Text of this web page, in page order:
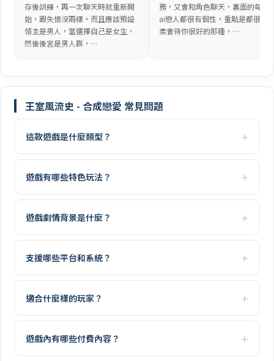
存後訓練，再一次聊天時就重新開
始，跟失憶沒兩樣。而且應該預設
領主是男人，當選擇自己是女生，
然後後宮是男人群，…
務，又會和角色聊天，裏面的每位
ai戀人都很有個性，重點是都很溫
柔會待你很好的那種，…
王室風流史 - 合成戀愛 常見問題
這款遊戲是什麼類型？
遊戲有哪些特色玩法？
遊戲劇情背景是什麼？
支援哪些平台和系統？
適合什麼樣的玩家？
遊戲內有哪些付費內容？